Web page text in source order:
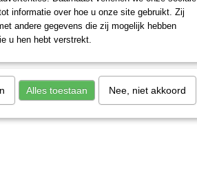
informatie over hoe u onze site gebruikt. Zij
andere gegevens die zij mogelijk hebben
u hen hebt verstrekt.
Alles toestaan Nee, niet akkoord